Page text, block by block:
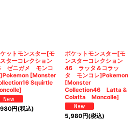
ットモンスター[モ
ターコレクション
ゼニガメ モンコ
[Monster
Squirtle
円(税込)
ポケットモンスター[モ
ンスターコレクション
46 ラッタ＆コラッ
タ モンコレ]Pokemon
[Monster
Collection46 Latta &
Colatta Moncolle]
5,980円(税込)